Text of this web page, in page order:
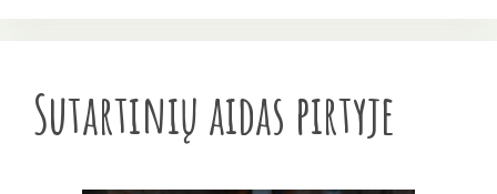
Sutartinių aidas pirtyje